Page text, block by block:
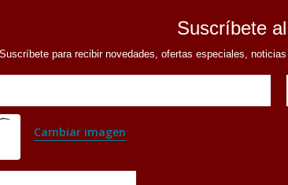
Suscríbete
Suscríbete para recibir novedades, ofertas especiales,
Cambiar imagen